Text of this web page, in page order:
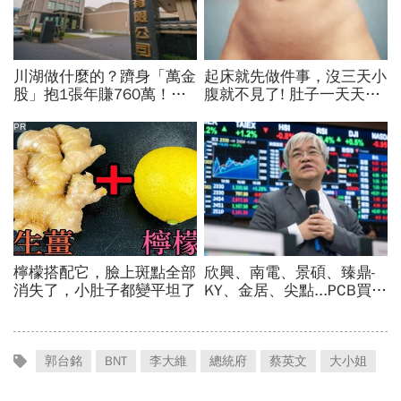
郭台銘 BNT 李大維 總統府 蔡英文 大小姐